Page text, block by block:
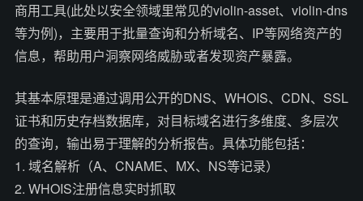
商用工具(此处以安全领域里常见的violin-asset、violin-dns
等为例)，主要用于批量查询和分析域名、IP等网络资产的
信息，帮助用户洞察网络威胁或者发现资产暴露。
其基本原理是通过调用公开的DNS、WHOIS、CDN、SSL
证书和历史存档数据库，对目标域名进行多维度、多层次
的查询，输出易于理解的分析报告。具体功能包括：
1. 域名解析（A、CNAME、MX、NS等记录）
2. WHOIS注册信息实时抓取